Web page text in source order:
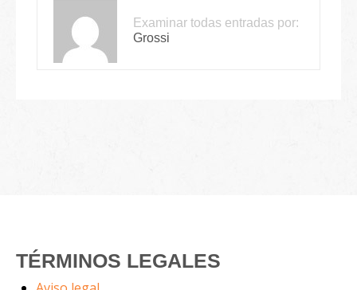
Examinar todas entradas por:
Grossi
TÉRMINOS LEGALES